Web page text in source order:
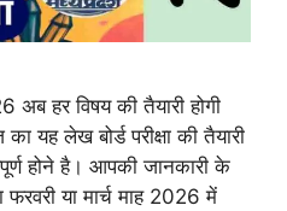
हर विषय की तैयारी होगी
यह लेख बोर्ड परीक्षा की तैयारी
होने है। आपकी जानकारी के
फरवरी या मार्च माह 2026 में